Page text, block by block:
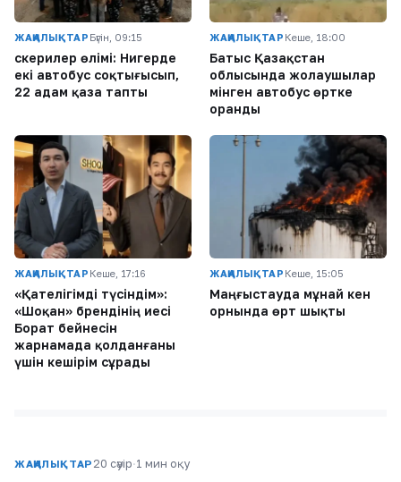
ЖАҢАЛЫҚТАР Бүгін, 09:15
Әскерилер өлімі: Нигерде
екі автобус соқтығысып,
22 адам қаза тапты
ЖАҢАЛЫҚТАР Кеше, 18:00
Батыс Қазақстан
облысында жолаушылар
мінген автобус өртке
оранды
ЖАҢАЛЫҚТАР Кеше, 17:16
«Қателігімді түсіндім»:
«Шоқан» брендінің иесі
Борат бейнесін
жарнамада қолданғаны
үшін кешірім сұрады
ЖАҢАЛЫҚТАР Кеше, 15:05
Маңғыстауда мұнай кен
орнында өрт шықты
ЖАҢАЛЫҚТАР 20 сәуір·1 мин оқу